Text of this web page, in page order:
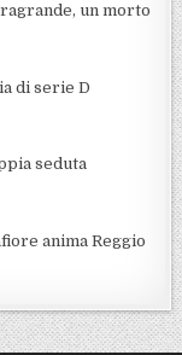
un morto
di serie D
seduta
anima Reggio